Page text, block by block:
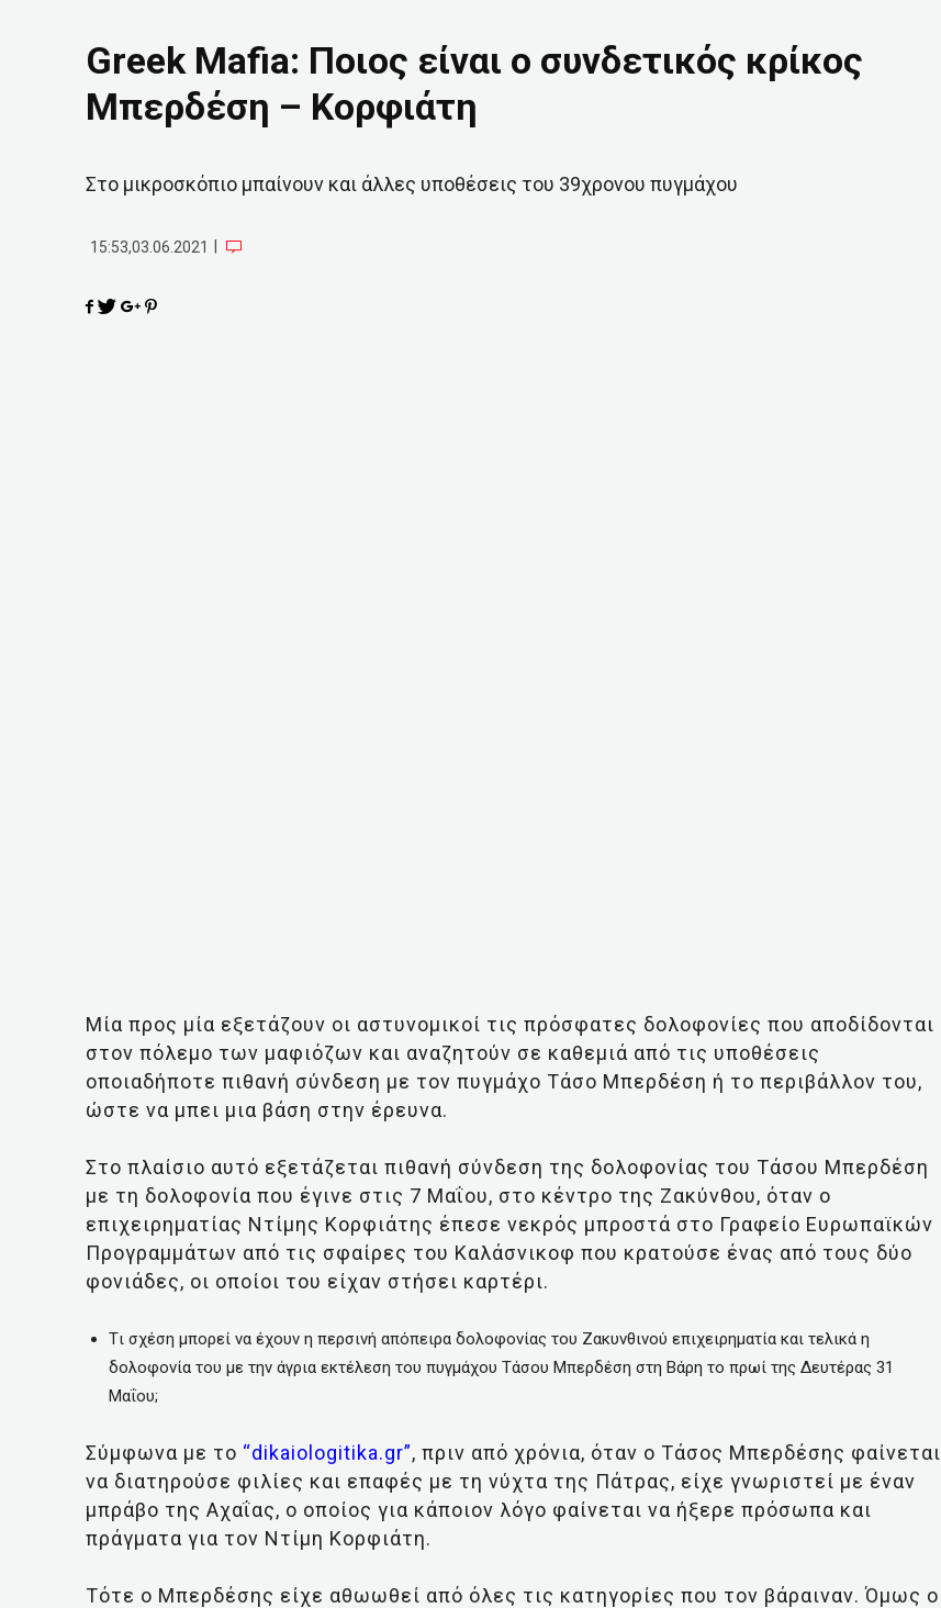
Greek Mafia: Ποιος είναι ο συνδετικός κρίκος
Μπερδέση – Κορφιάτη
Στο μικροσκόπιο μπαίνουν και άλλες υποθέσεις του 39χρονου πυγμάχου
15:53,03.06.2021
Μία προς μία εξετάζουν οι αστυνομικοί τις πρόσφατες δολοφονίες που αποδίδονται
στον πόλεμο των μαφιόζων και αναζητούν σε καθεμιά από τις υποθέσεις
οποιαδήποτε πιθανή σύνδεση με τον πυγμάχο Τάσο Μπερδέση ή το περιβάλλον του,
ώστε να μπει μια βάση στην έρευνα.
Στο πλαίσιο αυτό εξετάζεται πιθανή σύνδεση της δολοφονίας του Τάσου Μπερδέση
με τη δολοφονία που έγινε στις 7 Μαΐου, στο κέντρο της Ζακύνθου, όταν ο
επιχειρηματίας Ντίμης Κορφιάτης έπεσε νεκρός μπροστά στο Γραφείο Ευρωπαϊκών
Προγραμμάτων από τις σφαίρες του Καλάσνικοφ που κρατούσε ένας από τους δύο
φονιάδες, οι οποίοι του είχαν στήσει καρτέρι.
Tι σχέση μπορεί να έχουν η περσινή απόπειρα δολοφονίας του Ζακυνθινού επιχειρηματία και τελικά η
δολοφονία του με την άγρια εκτέλεση του πυγμάχου Τάσου Μπερδέση στη Βάρη το πρωί της Δευτέρας 31
Μαΐου;
Σύμφωνα με το “dikaiologitika.gr”, πριν από χρόνια, όταν ο Τάσος Μπερδέσης φαίνεται
να διατηρούσε φιλίες και επαφές με τη νύχτα της Πάτρας, είχε γνωριστεί με έναν
μπράβο της Αχαΐας, ο οποίος για κάποιον λόγο φαίνεται να ήξερε πρόσωπα και
πράγματα για τον Ντίμη Κορφιάτη.
Τότε ο Μπερδέσης είχε αθωωθεί από όλες τις κατηγορίες που τον βάραιναν. Όμως ο